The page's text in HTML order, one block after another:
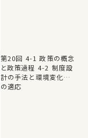
第20回 4-1 政策の概念
と政策過程 4-2 制度設
計の手法と環境変化へ
の適応